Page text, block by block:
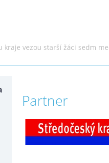
kraje vezou starší žáci sedm
Partner